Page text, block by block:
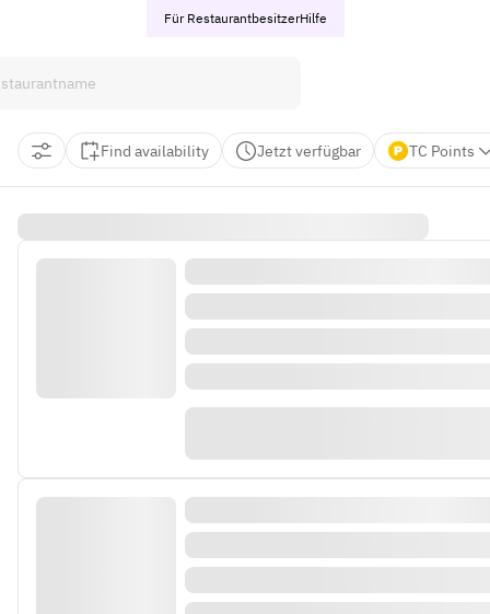
Für RestaurantbesitzerHilfe
Find availability Jetzt verfügbar TC Points